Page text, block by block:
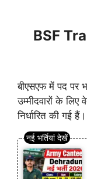
BSF
बीएसएफ में पद पर
उम्मीदवारों के
निर्धारित की गई हैं।